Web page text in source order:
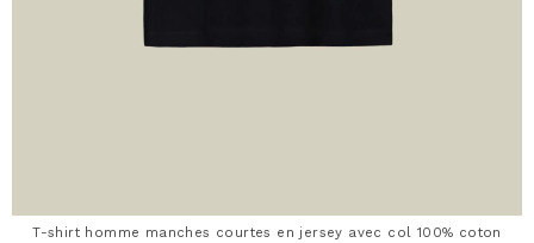
T-shirt homme manches courtes en jersey avec col 100% coton